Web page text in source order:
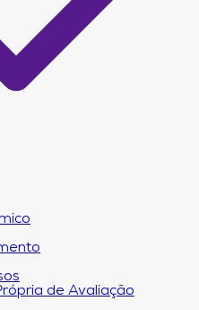
de Avaliação